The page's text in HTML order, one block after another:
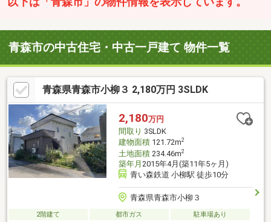
青森市の中古住宅・中古一戸建て 物件一覧
青森県青森市小柳３ 2,180万円 3SLDK
2,180万円
間取り 3SLDK
建物面積121.72m2
土地面積234.46m2
築年月 2015年4月(築11年5ヶ月)
青い森鉄道 小柳駅 徒歩10分
青森県青森市小柳３
2階建て 都市ガス
駐車場あり